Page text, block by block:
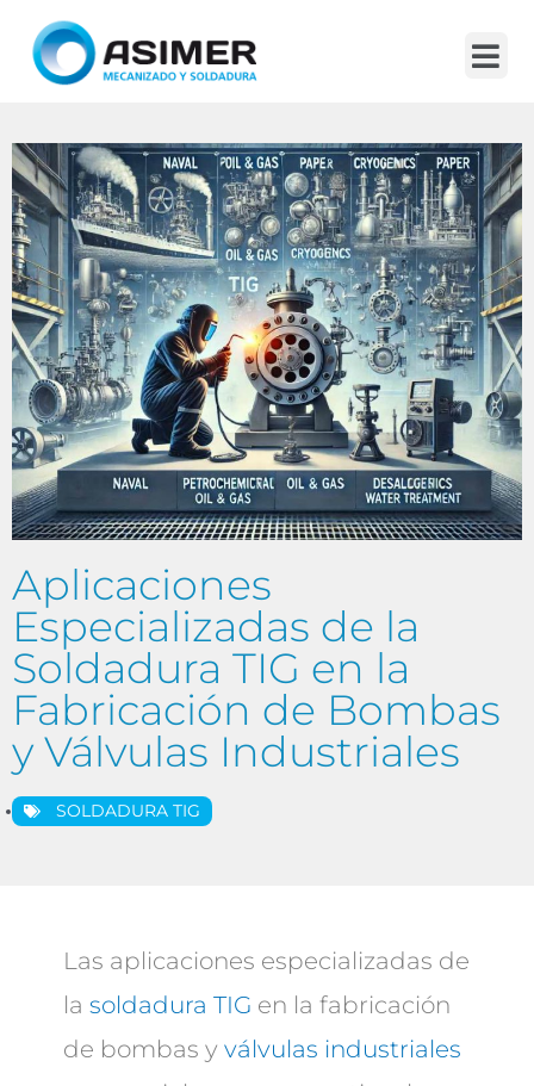
Aplicaciones
Especializadas de la
Soldadura TIG en la
Fabricación de Bombas
y Válvulas Industriales
SOLDADURA TIG
Las aplicaciones especializadas de
la soldadura TIG en la fabricación
de bombas y válvulas industriales